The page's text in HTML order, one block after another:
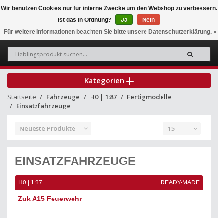
0
Kategorien
Startseite Fahrzeuge H0 | 1:87
Fertigmodelle
Einsatzfahrzeuge
Neueste Produkte 15
EINSATZFAHRZEUGE
H0 | 1:87 READY-MADE
Zuk A15 Feuerwehr
Wir benutzen Cookies nur für interne Zwecke um den Webshop zu verbessern.
Ist das in Ordnung?
Ja
Nein
Für weitere Informationen beachten Sie bitte unsere Datenschutzerklärung. »